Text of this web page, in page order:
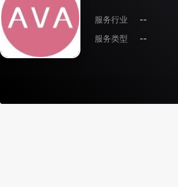
服务行业
--
服务类型
--